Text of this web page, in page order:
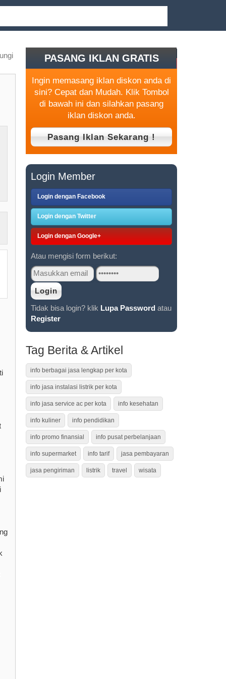
PASANG IKLAN GRATIS
Ingin memasang iklan diskon anda di
sini? Cepat dan Mudah. Klik Tombol
di bawah ini dan silahkan pasang
iklan diskon anda.
Login Member
Login dengan Facebook
Login dengan Twitter
Login dengan Google+
Atau mengisi form berikut:
Tidak bisa login? klik Lupa Password atau
Register
Tag Berita & Artikel
info berbagai jasa lengkap per kota
info jasa instalasi listrik per kota
info jasa service ac per kota info kesehatan
info kuliner info pendidikan
info promo finansial info pusat perbelanjaan
info supermarket info tarif jasa pembayaran
jasa pengiriman listrik travel wisata